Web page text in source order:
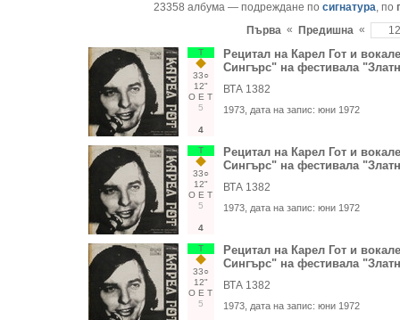
23358 албума — подреждане по сигнатура, по
Първа « Предишна «
Т
33○
12"
О Е Т
5
4
Рецитал на Карел Гот и
Сингърс" на фестивала
ВТА 1382
1973 , дата на запис: юни 1972
Т
33○
12"
О Е Т
5
4
Рецитал на Карел Гот и
Сингърс" на фестивала
ВТА 1382
1973 , дата на запис: юни 1972
Т
33○
12"
О Е Т
5
Рецитал на Карел Гот и
Сингърс" на фестивала
ВТА 1382
1973 , дата на запис: юни 1972